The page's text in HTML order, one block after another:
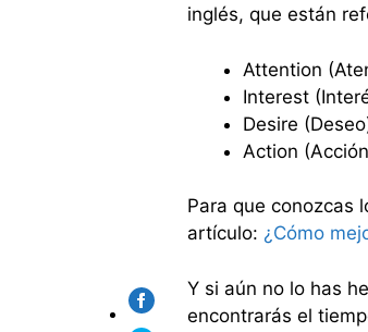
inglés, que están
Attention
Interest
Desire
Action
Para que conozcas
artículo: ¿Cómo
Y si aún no lo has
encontrarás el